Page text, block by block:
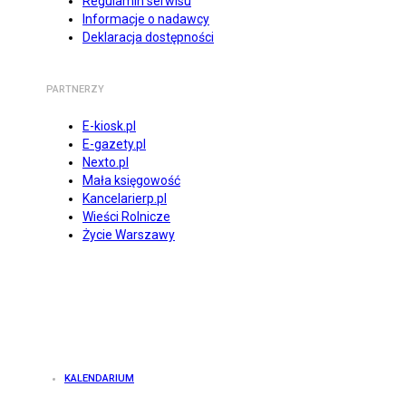
Informacje o nadawcy
Deklaracja dostępności
PARTNERZY
E-kiosk.pl
E-gazety.pl
Nexto.pl
Mała księgowość
Kancelarierp.pl
Wieści Rolnicze
Życie Warszawy
KALENDARIUM